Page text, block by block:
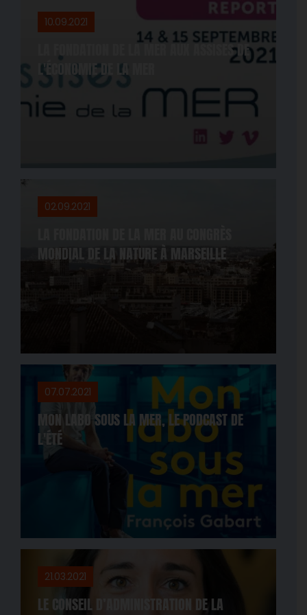
LA FONDATION DE LA MER AUX ASSISES DE
L'ÉCONOMIE DE LA MER
10.09.2021
MONDIAL DE LA NATURE À MARSEILLE
02.09.2021
MON LABO SOUS LA MER, LE PODCAST DE
L'ÉTÉ
07.07.2021
LE CONSEIL D’ADMINISTRATION DE LA
21.03.2021